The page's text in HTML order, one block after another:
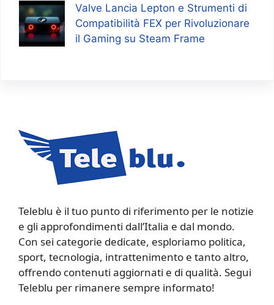
Valve Lancia Lepton e Strumenti di
Compatibilità FEX per Rivoluzionare
il Gaming su Steam Frame
Teleblu è il tuo punto di riferimento per le notizie
e gli approfondimenti dall’Italia e dal mondo.
Con sei categorie dedicate, esploriamo politica,
sport, tecnologia, intrattenimento e tanto altro,
offrendo contenuti aggiornati e di qualità. Segui
Teleblu per rimanere sempre informato!